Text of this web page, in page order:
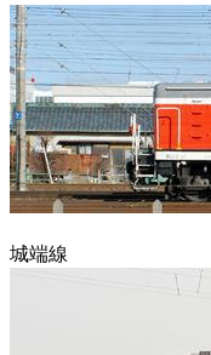
城端線